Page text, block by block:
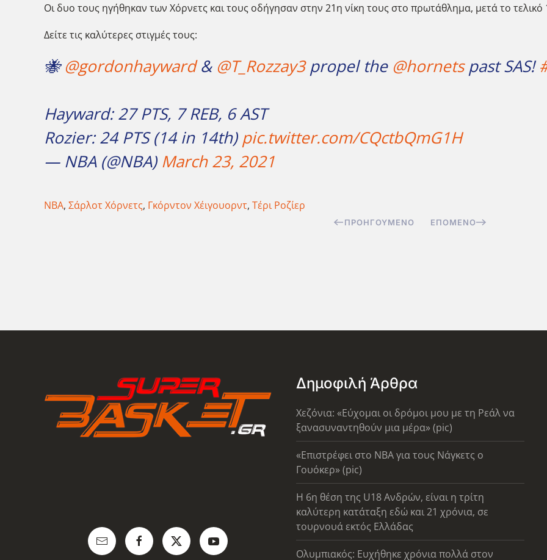
Οι δυο τους ηγήθηκαν των Χόρνετς και τους οδήγησαν στην 21η νίκη τους στο πρωτάθλημα, μετά το τελικό
Δείτε τις καλύτερες στιγμές τους:
🐝@gordonhayward& @T_Rozzay3propel the @hornetspast SAS!
Hayward: 27 PTS, 7 REB, 6 AST
Rozier: 24 PTS (14 in 14th) pic.twitter.com/CQctbQmG1H
— NBA (@NBA) March 23, 2021
NBA, Σάρλοτ Χόρνετς, Γκόρντον Χέιγουορντ, Τέρι Ροζίερ
ΠΡΟΗΓΟΎΜΕΝΟ ΕΠΌΜΕΝΟ
Δημοφιλή Άρθρα
Χεζόνια: «Εύχομαι οι δρόμοι μου με τη Ρεάλ να
ξανασυναντηθούν μια μέρα» (pic)
«Επιστρέφει στο ΝΒΑ για τους Νάγκετς ο
Γουόκερ» (pic)
Η 6η θέση της U18 Ανδρών, είναι η τρίτη
καλύτερη κατάταξη εδώ και 21 χρόνια, σε
τουρνουά εκτός Ελλάδας
Ολυμπιακός: Ευχήθηκε χρόνια πολλά στον